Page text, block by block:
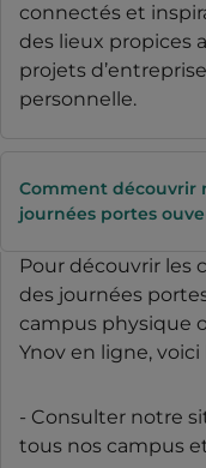
connectés et
des lieux propices
projets
personnelle.
Comment découvrir
journées portes
Pour découvrir les
des journées
campus physique
Ynov en ligne, voici
- Consulter notre
tous nos campus